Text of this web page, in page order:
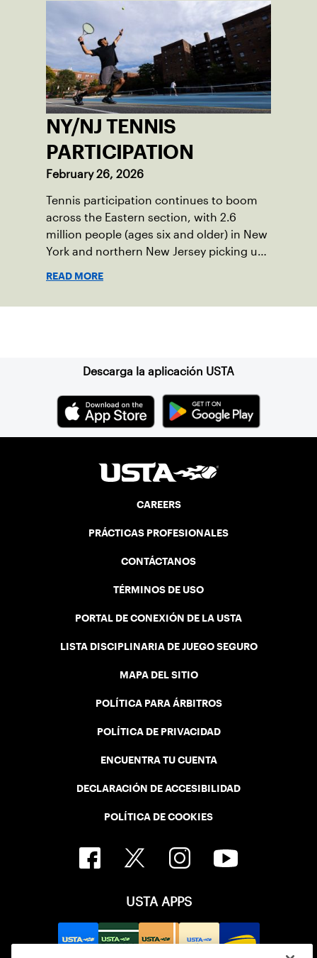
NY/NJ TENNIS
PARTICIPATION
February 26, 2026
Tennis participation continues to boom
across the Eastern section, with 2.6
million people (ages six and older) in New
York and northern New Jersey picking up
READ MORE
Descarga la aplicación USTA
CAREERS
PRÁCTICAS PROFESIONALES
CONTÁCTANOS
TÉRMINOS DE USO
PORTAL DE CONEXIÓN DE LA USTA
LISTA DISCIPLINARIA DE JUEGO SEGURO
MAPA DEL SITIO
POLÍTICA PARA ÁRBITROS
POLÍTICA DE PRIVACIDAD
ENCUENTRA TU CUENTA
DECLARACIÓN DE ACCESIBILIDAD
POLÍTICA DE COOKIES
USTA APPS